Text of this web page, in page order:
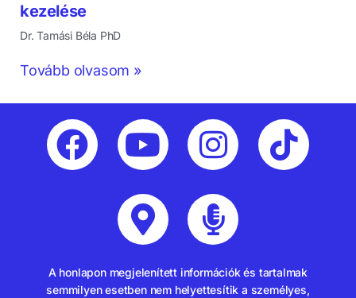
kezelése
Dr. Tamási Béla PhD
Tovább olvasom »
A honlapon megjelenített információk és tartalmak
semmilyen esetben nem helyettesítik a személyes,